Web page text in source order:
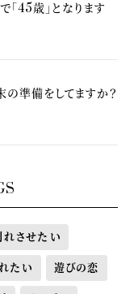
45歳」となります
の準備をしてますか？
れさせたい
たい 遊びの恋